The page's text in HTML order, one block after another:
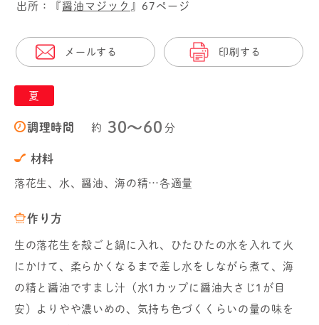
出所：『 醤油マジック 』67ページ
メールする 印刷する
夏
調理時間 約 30〜60 分
材料
落花生、水、醤油、海の精…各適量
作り方
生の落花生を殻ごと鍋に入れ、ひたひたの水を入れて火
にかけて、柔らかくなるまで差し水をしながら煮て、海
の精と醤油ですまし汁（水1カップに醤油大さじ1が目
安）よりやや濃いめの、気持ち色づくくらいの量の味を